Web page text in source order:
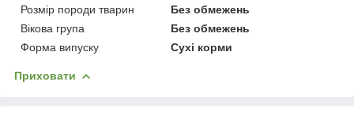
Розмір породи тварин
Без обмежень
Вікова група
Без обмежень
Форма випуску
Сухі корми
Приховати